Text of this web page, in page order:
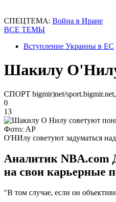
СПЕЦТЕМА: Война в Иране
ВСЕ ТЕМЫ
Вступление Украины в ЕС
Шакилу О'Нилу
СПОРТ bigmir)net/sport.bigmir.net,
0
13
Фото: АР
О'НИлу советуют задуматься
Аналитик NBA.com
на свои карьерные
"В том случае, если он